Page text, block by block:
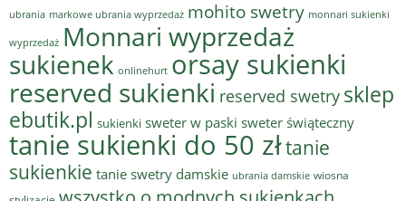
ubrania markowe ubrania wyprzedaż mohito swetry monnari sukienki
wyprzedaż Monnari wyprzedaż
sukienek onlinehurt orsay sukienki
reserved sukienki reserved swetry sklep
ebutik.pl sukienki sweter w paski sweter świąteczny
tanie sukienki do 50 złtanie
sukienkie tanie swetry damskie ubrania damskie wiosna